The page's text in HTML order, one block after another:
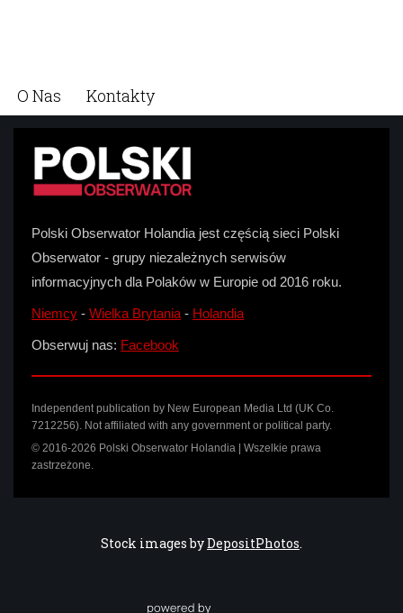
O Nas Kontakty
Polski Obserwator Holandia jest częścią sieci Polski
Obserwator - grupy niezależnych serwisów
informacyjnych dla Polaków w Europie od 2016 roku.
Niemcy - Wielka Brytania- Holandia
Obserwuj nas: Facebook
Independent publication by New European Media Ltd (UK Co.
7212256). Not affiliated with any government or political party.
© 2016-2026 Polski Obserwator Holandia | Wszelkie prawa
zastrzeżone.
Stock images byDepositPhotos.